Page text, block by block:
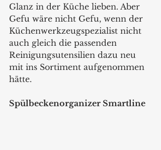
Glanz in der Küche lieben. Aber
Gefu wäre nicht Gefu, wenn der
Küchenwerkzeugspezialist nicht
auch gleich die passenden
Reinigungsutensilien dazu neu
mit ins Sortiment aufgenommen
hätte.
Spülbeckenorganizer Smartline